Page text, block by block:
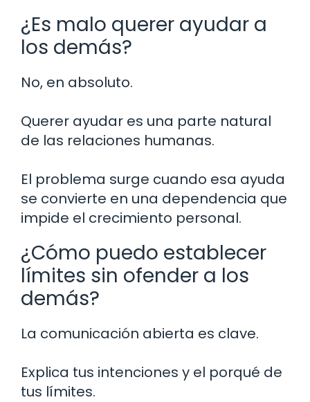
¿Es malo querer ayudar a
los demás?
No, en absoluto.
Querer ayudar es una parte natural
de las relaciones humanas.
El problema surge cuando esa ayuda
se convierte en una dependencia que
impide el crecimiento personal.
¿Cómo puedo establecer
límites sin ofender a los
demás?
La comunicación abierta es clave.
Explica tus intenciones y el porqué de
tus límites.